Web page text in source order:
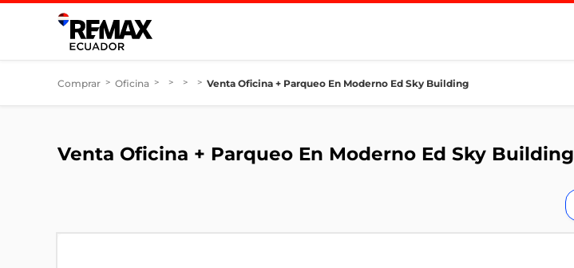
Comprar > Oficina > > > > Venta Oficina + Parqueo En Moderno Ed Sky Building
Venta Oficina + Parqueo En Moderno Ed Sky Building